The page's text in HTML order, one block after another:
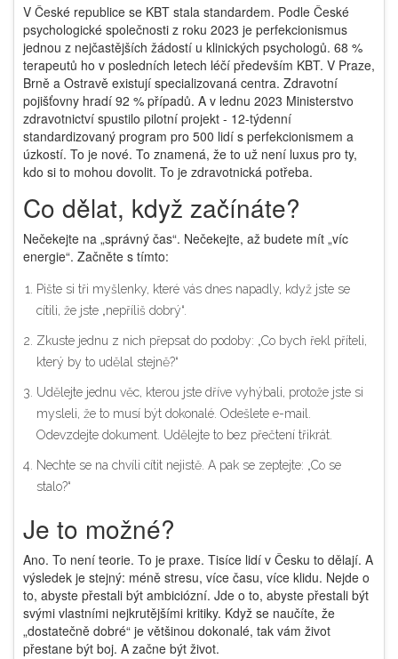
V České republice se KBT stala standardem. Podle České
psychologické společnosti z roku 2023 je perfekcionismus
jednou z nejčastějších žádostí u klinických psychologů. 68 %
terapeutů ho v posledních letech léčí především KBT. V Praze,
Brně a Ostravě existují specializovaná centra. Zdravotní
pojišťovny hradí 92 % případů. A v lednu 2023 Ministerstvo
zdravotnictví spustilo pilotní projekt - 12-týdenní
standardizovaný program pro 500 lidí s perfekcionismem a
úzkostí. To je nové. To znamená, že to už není luxus pro ty,
kdo si to mohou dovolit. To je zdravotnická potřeba.
Co dělat, když začínáte?
Nečekejte na „správný čas“. Nečekejte, až budete mít „víc
energie“. Začněte s tímto:
Pište si tři myšlenky, které vás dnes napadly, když jste se
cítili, že jste „nepříliš dobrý“.
Zkuste jednu z nich přepsat do podoby: „Co bych řekl příteli,
který by to udělal stejně?“
Udělejte jednu věc, kterou jste dříve vyhýbali, protože jste si
mysleli, že to musí být dokonalé. Odešlete e-mail.
Odevzdejte dokument. Udělejte to bez přečtení třikrát.
Nechte se na chvíli cítit nejistě. A pak se zeptejte: „Co se
stalo?“
Je to možné?
Ano. To není teorie. To je praxe. Tisíce lidí v Česku to dělají. A
výsledek je stejný: méně stresu, více času, více klidu. Nejde o
to, abyste přestali být ambiciózní. Jde o to, abyste přestali být
svými vlastními nejkrutějšími kritiky. Když se naučíte, že
„dostatečně dobré“ je většinou dokonalé, tak vám život
přestane být boj. A začne být život.